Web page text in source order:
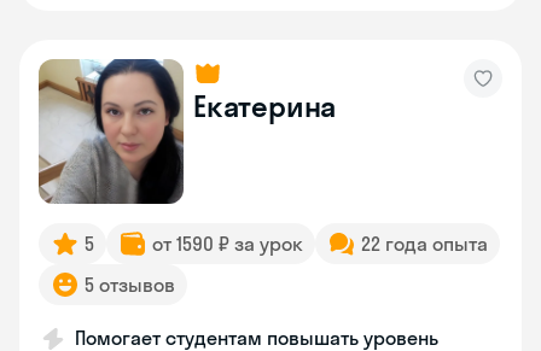
Екатерина
5 от 1590 ₽ за урок
22 года опыта
5 отзывов
Помогает студентам повышать уровень